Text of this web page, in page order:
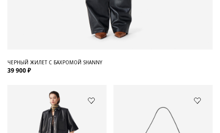
ЧЕРНЫЙ ЖИЛЕТ С БАХРОМОЙ SHANNY
39 900 ₽